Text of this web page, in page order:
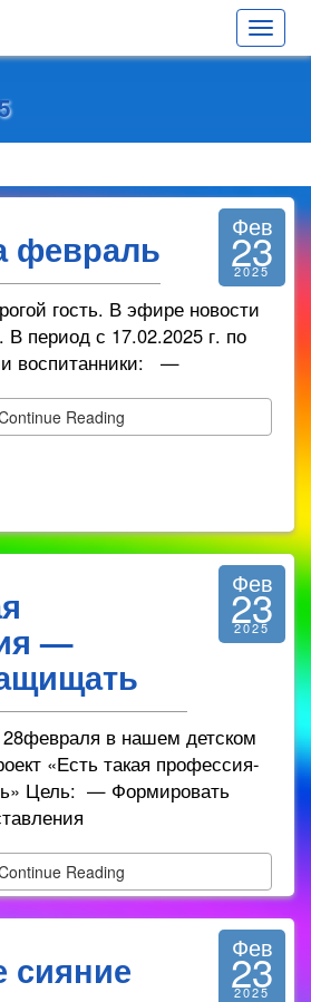
Toggle
февраль Фев
23
2025
гость. В эфире новости
В период с 17.02.2025 г. по
воспитанники: —
Reading
—
Фев
23
2025
в нашем детском
«Есть такая профессия-
Цель: — Формировать
Reading
сияние Фев
23
2025